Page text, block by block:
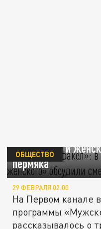
«Мужского и
пермяка
ОБЩЕСТВО
29 ФЕВРАЛЯ 02:00
На Первом канале
программы
рассказывалось о